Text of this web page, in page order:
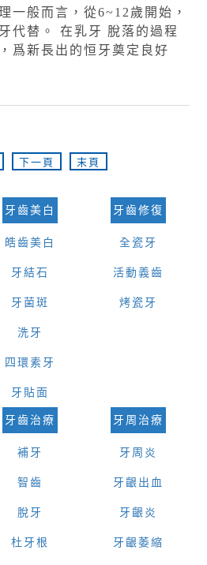
一般而言，從6~12歲開始，
代替。 在乳牙 脫落的過程
爲新長出的恒牙奠定良好
下一頁 末頁
牙齒美白
皓齒美白
牙結石
牙菌斑
洗牙
四環素牙
牙貼面
牙齒修復
全瓷牙
活動義齒
烤瓷牙
牙齒治療
補牙
智齒
脫牙
杜牙根
牙周治療
牙周炎
牙齦出血
牙齦炎
牙齦萎縮